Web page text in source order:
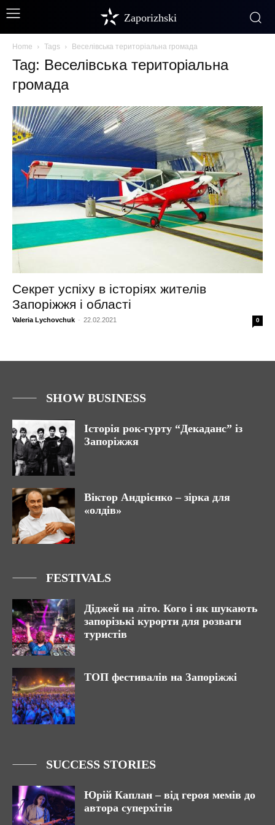
Zaporizhski
Home Tags Веселівська територіальна громада
Tag: Веселівська територіальна
громада
Секрет успіху в історіях жителів
Запоріжжя і області
Valeria Lychovchuk - 22.02.2021 0
SHOW BUSINESS
Історія рок-гурту “Декаданс” із
Запоріжжя
Віктор Андрієнко – зірка для
«олдів»
FESTIVALS
Діджей на літо. Кого і як шукають
запорізькі курорти для розваги
туристів
ТОП фестивалів на Запоріжжі
SUCCESS STORIES
Юрій Каплан – від героя мемів до
автора суперхітів